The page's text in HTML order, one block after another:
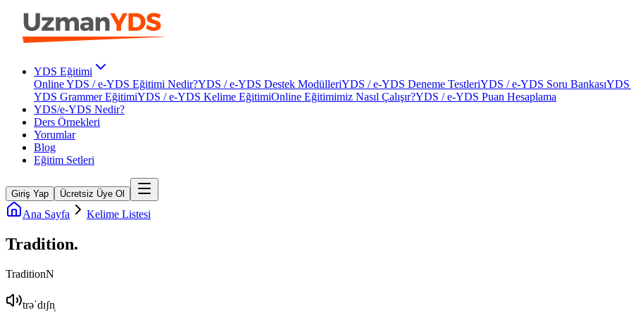
YDS Eğitimi
Online YDS / e-YDS Eğitimi Nedir?YDS / e-YDS Destek ModülleriYDS / e-YDS Deneme TestleriYDS / e-YDS Soru BankasıYDS
YDS Grammer EğitimiYDS / e-YDS Kelime EğitimiOnline Eğitimimiz Nasıl Çalışır?YDS / e-YDS Puan Hesaplama
YDS/e-YDS Nedir?
Ders Örnekleri
Yorumlar
Blog
Eğitim Setleri
Giriş Yap Ücretsiz Üye Ol
Ana Sayfa Kelime Listesi
Tradition.
TraditionN
trəˈdɪʃn̩